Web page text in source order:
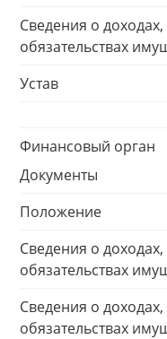
Сведения о
обязательствах
Устав
Финансовый орган
Документы
Положение
Сведения о
обязательствах
Сведения о
обязательствах